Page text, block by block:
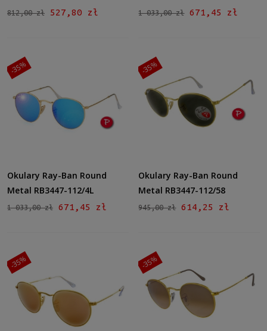
812,00 zł 527,80 zł 1 033,00 zł 671,45 zł
Okulary Ray-Ban Round
Metal RB3447-112/4L
1 033,00 zł 671,45 zł
-35%
Okulary Ray-Ban Round
Metal RB3447-112/58
945,00 zł 614,25 zł
-35%
-35% -35%